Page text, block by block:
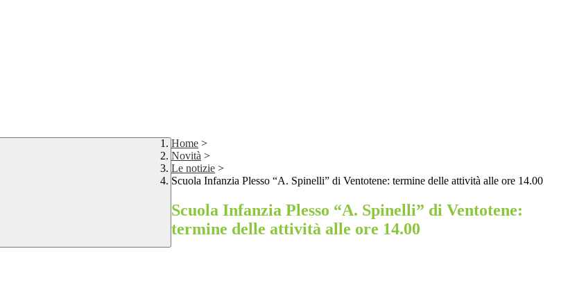
Home >
Novità >
Le notizie >
Scuola Infanzia Plesso “A. Spinelli” di Ventotene: termine delle attività alle ore 14.00
Scuola Infanzia Plesso “A. Spinelli” di Ventotene:
termine delle attività alle ore 14.00